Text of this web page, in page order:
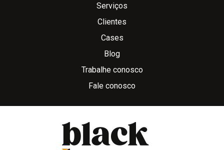
Serviços
Clientes
Cases
Blog
Trabalhe conosco
Fale conosco